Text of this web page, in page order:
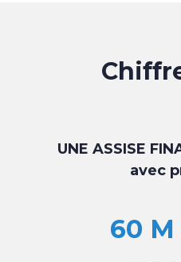
UNE ASSISE
avec
60